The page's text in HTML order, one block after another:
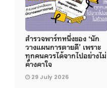
สำรวจพาร์ทหนึ่งของ ‘นัก
วางแผนการตายดี’ เพราะ
ทุกคนควรได้จากไปอย่างไม่
ค้างคาใจ
29 July 2026